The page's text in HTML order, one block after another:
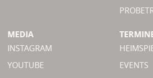
MEDIA
INSTAGRAM
YOUTUBE
EVENTS